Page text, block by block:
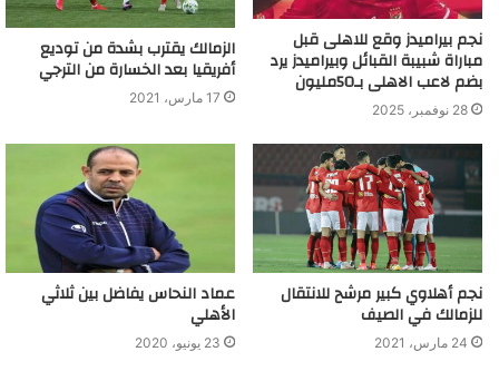
نجم بيراميدز وقع للاهلى قبل
مباراة شبيبة القبائل وبيراميدز يرد
بضم لاعب الاهلى بـ50مليون
28 نوفمبر، 2025
الزمالك يقترب بشدة من توديع
أفريقيا بعد الخسارة من الترجي
17 مارس، 2021
نجم أهلاوي كبير مرشح للانتقال
للزمالك في الصيف
24 مارس، 2021
عماد النحاس يفاضل بين ثلاثي
الأهلي
23 يونيو، 2020